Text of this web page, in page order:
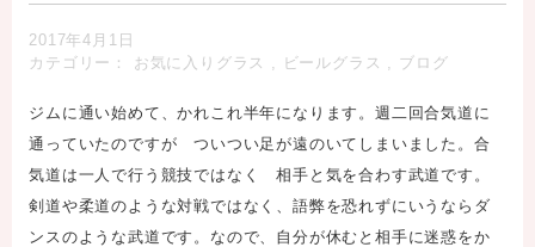
2017年4月1日
カテゴリー：
お気に入りグラス ビールグラス ブログ
ジムに通い始めて、かれこれ半年になります。週二回合気道に
通っていたのですが ついつい足が遠のいてしまいました。合
気道は一人で行う競技ではなく 相手と気を合わす武道です。
剣道や柔道のような対戦ではなく、語弊を恐れずにいうならダ
ンスのような武道です。なので、自分が休むと相手に迷惑をか